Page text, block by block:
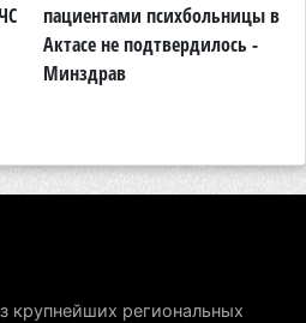
узнали, кто получил
строительные
пациентами психбольницы в
Актасе не подтвердилось -
Минздрав
крупнейших региональных